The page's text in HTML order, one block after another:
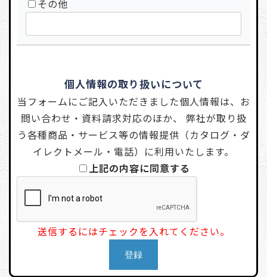
その他
個人情報の取り扱いについて
当フォームにご記入いただきました個人情報は、お
問い合わせ・資料請求対応のほか、 弊社が取り扱
う各種商品・サービス等の情報提供（カタログ・ダ
イレクトメール・電話）に利用いたします。
上記の内容に同意する
送信するにはチェックを入れてください。